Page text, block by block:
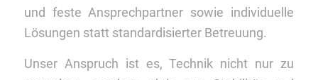
und feste Ansprechpartner sowie individuelle
Lösungen statt standardisierter Betreuung.
Unser Anspruch ist es, Technik nicht nur zu